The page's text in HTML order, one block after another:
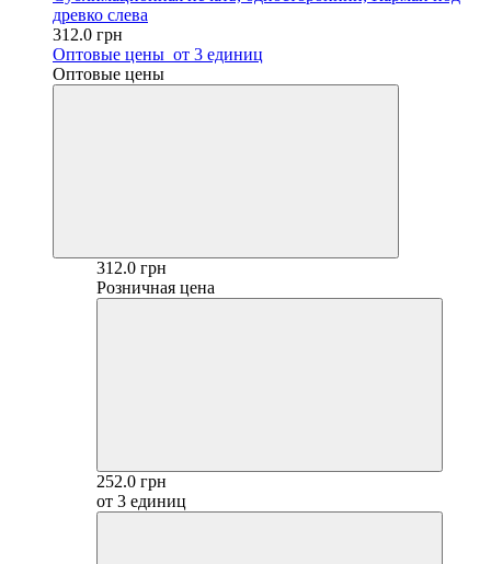
древко слева
312.0 грн
Оптовые цены от 3 единиц
Оптовые цены
312.0 грн
Розничная цена
252.0 грн
от 3 единиц